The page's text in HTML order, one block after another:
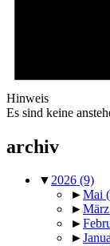
Hinweis
Es sind keine
archiv
▼2026 (9)
►Mai
►März
►
►